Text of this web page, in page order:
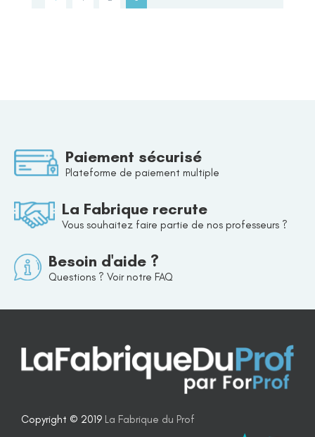
Paiement sécurisé
Plateforme de paiement multiple
La Fabrique recrute
Vous souhaitez faire partie de nos professeurs ?
Besoin d'aide ?
Questions ? Voir notre FAQ
Copyright © 2019 La Fabrique du Prof